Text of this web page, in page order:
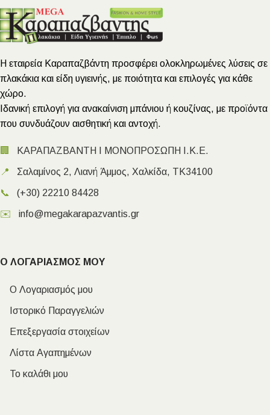
Η εταιρεία Καραπαζβάντη προσφέρει ολοκληρωμένες λύσεις σε
πλακάκια και είδη υγιεινής, με ποιότητα και επιλογές για κάθε
χώρο.
Ιδανική επιλογή για ανακαίνιση μπάνιου ή κουζίνας, με προϊόντα
που συνδυάζουν αισθητική και αντοχή.
🏢 ΚΑΡΑΠΑΖΒΑΝΤΗ Ι ΜΟΝΟΠΡΟΣΩΠΗ Ι.Κ.Ε.
📍 Σαλαμίνος 2, Λιανή Άμμος, Χαλκίδα, ΤΚ34100
📞 (+30) 22210 84428
✉️ info@megakarapazvantis.gr
Ο ΛΟΓΑΡΙΑΣΜΟΣ ΜΟΥ
Ο Λογαριασμός μου
Ιστορικό Παραγγελιών
Επεξεργασία στοιχείων
Λίστα Αγαπημένων
Το καλάθι μου